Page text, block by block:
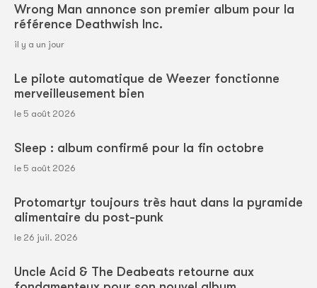
Wrong Man annonce son premier album pour la
référence Deathwish Inc.
il y a un jour
Le pilote automatique de Weezer fonctionne
merveilleusement bien
le 5 août 2026
Sleep : album confirmé pour la fin octobre
le 5 août 2026
Protomartyr toujours très haut dans la pyramide
alimentaire du post-punk
le 26 juil. 2026
Uncle Acid & The Deabeats retourne aux